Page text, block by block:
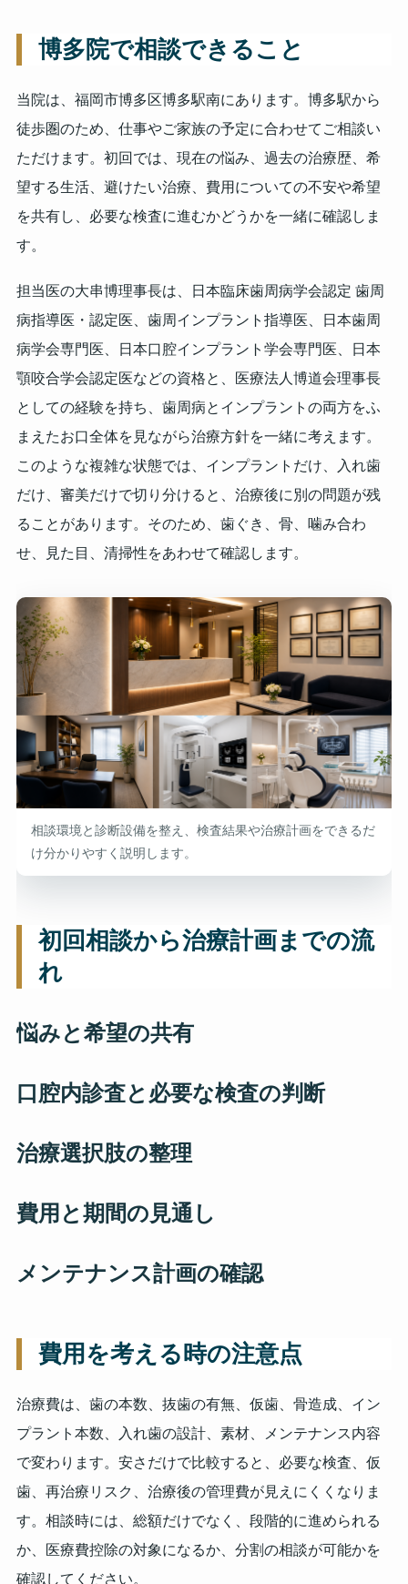
博多院で相談できること
当院は、福岡市博多区博多駅南にあります。博多駅から
徒歩圏のため、仕事やご家族の予定に合わせてご相談い
ただけます。初回では、現在の悩み、過去の治療歴、希
望する生活、避けたい治療、費用についての不安や希望
を共有し、必要な検査に進むかどうかを一緒に確認しま
す。
担当医の大串博理事長は、日本臨床歯周病学会認定 歯周
病指導医・認定医、歯周インプラント指導医、日本歯周
病学会専門医、日本口腔インプラント学会専門医、日本
顎咬合学会認定医などの資格と、医療法人博道会理事長
としての経験を持ち、歯周病とインプラントの両方をふ
まえたお口全体を見ながら治療方針を一緒に考えます。
このような複雑な状態では、インプラントだけ、入れ歯
だけ、審美だけで切り分けると、治療後に別の問題が残
ることがあります。そのため、歯ぐき、骨、噛み合わ
せ、見た目、清掃性をあわせて確認します。
相談環境と診断設備を整え、検査結果や治療計画をできるだ
け分かりやすく説明します。
初回相談から治療計画までの流
れ
悩みと希望の共有
口腔内診査と必要な検査の判断
治療選択肢の整理
費用と期間の見通し
メンテナンス計画の確認
費用を考える時の注意点
治療費は、歯の本数、抜歯の有無、仮歯、骨造成、イン
プラント本数、入れ歯の設計、素材、メンテナンス内容
で変わります。安さだけで比較すると、必要な検査、仮
歯、再治療リスク、治療後の管理費が見えにくくなりま
す。相談時には、総額だけでなく、段階的に進められる
か、医療費控除の対象になるか、分割の相談が可能かを
確認してください。